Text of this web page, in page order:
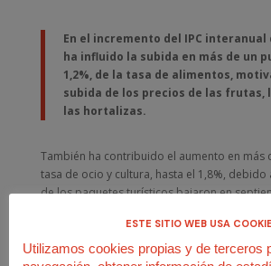
En el incremento del IPC
ha influido la subida en más de un
1,2%, de la tasa de alimentos,
subida de los precios de las frutas,
las hortalizas.
También ha contribuido el aumento en más
tasa de ocio y cultura, hasta el 1,8%,
de los paquetes turísticos bajaron en
décimas de la tasa interanual del grupo de
ESTE SITIO WEB USA
Utilizamos cookies propias y de terceros